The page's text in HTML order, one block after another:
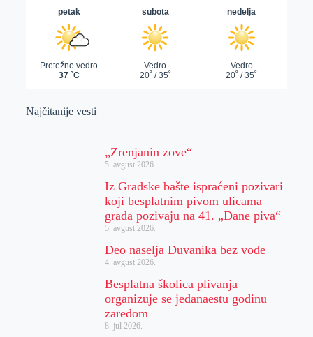
Najčitanije vesti
„Zrenjanin zove“
5. avgust 2026.
Iz Gradske bašte ispraćeni pozivari
koji besplatnim pivom ulicama
grada pozivaju na 41. „Dane piva“
5. avgust 2026.
Deo naselja Duvanika bez vode
4. avgust 2026.
Besplatna školica plivanja
organizuje se jedanaestu godinu
zaredom
8. jul 2026.